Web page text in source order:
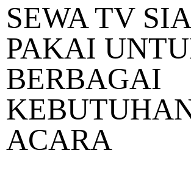
SEWA TV
PAKAI
BERBAGAI
ACARA